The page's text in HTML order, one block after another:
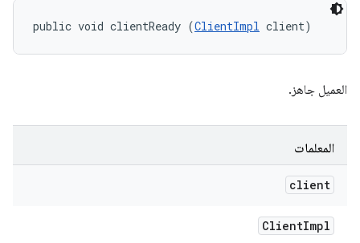
public void clientReady (ClientImpl client)
العميل جاهز.
المعلمات
client
ClientImpl